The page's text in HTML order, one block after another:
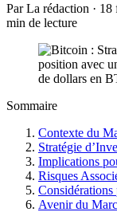
Par La rédaction ·
min de lecture
Sommaire
Contexte du
Stratégie
Implications
Risques
Considérations
Avenir du